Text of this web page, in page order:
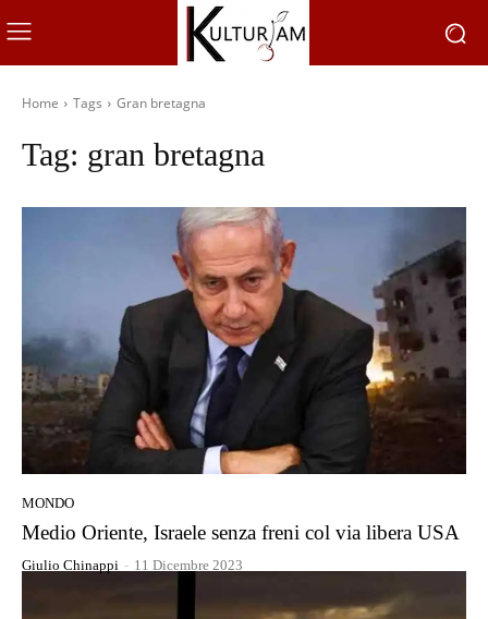
Home Tags Gran bretagna
Tag: gran bretagna
MONDO
Medio Oriente, Israele senza freni col via libera USA
Giulio Chinappi - 11 Dicembre 2023